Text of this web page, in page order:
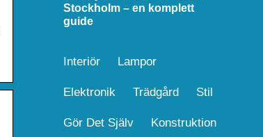
Stockholm – en komplett
guide
Interiör Lampor
Elektronik Trädgård Stil
Gör Det Själv Konstruktion